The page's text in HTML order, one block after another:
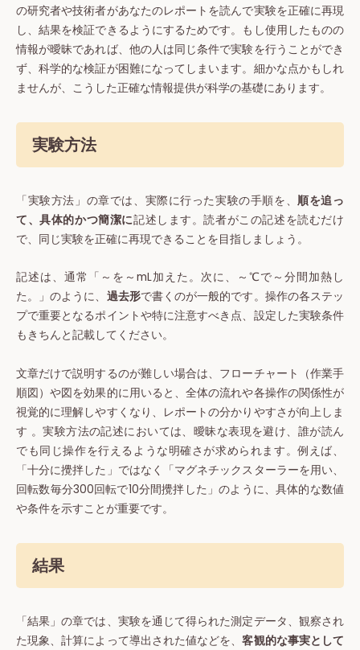
の研究者や技術者があなたのレポートを読んで実験を正確に再現
し、結果を検証できるようにするためです。もし使用したものの
情報が曖昧であれば、他の人は同じ条件で実験を行うことができ
ず、科学的な検証が困難になってしまいます。細かな点かもしれ
ませんが、こうした正確な情報提供が科学の基礎にあります。
実験方法
「実験方法」の章では、実際に行った実験の手順を、 順を追っ
て、具体的かつ簡潔に記述します。読者がこの記述を読むだけ
で、同じ実験を正確に再現できることを目指しましょう。
記述は、通常「～を～mL加えた。次に、～℃で～分間加熱し
た。」のように、 過去形で書くのが一般的です。操作の各ステッ
プで重要となるポイントや特に注意すべき点、設定した実験条件
もきちんと記載してください。
文章だけで説明するのが難しい場合は、フローチャート（作業手
順図）や図を効果的に用いると、全体の流れや各操作の関係性が
視覚的に理解しやすくなり、レポートの分かりやすさが向上しま
す 。実験方法の記述においては、曖昧な表現を避け、誰が読ん
でも同じ操作を行えるような明確さが求められます。例えば、
「十分に攪拌した」ではなく「マグネチックスターラーを用い、
回転数毎分300回転で10分間攪拌した」のように、具体的な数値
や条件を示すことが重要です。
結果
「結果」の章では、実験を通じて得られた測定データ、観察され
た現象、計算によって導出された値などを、客観的な事実として